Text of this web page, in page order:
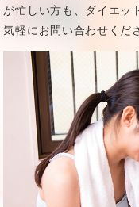
が忙しい方も、ダイエッ
気軽にお問い合わせくだ